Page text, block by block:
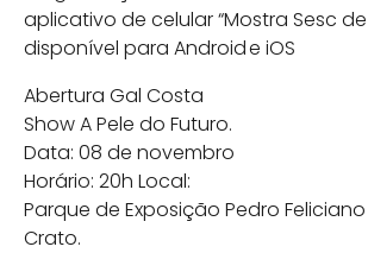
aplicativo de celular “Mostra Sesc de
disponível para Android e iOS
Abertura Gal Costa
Show A Pele do Futuro.
Data: 08 de novembro
Horário: 20h Local:
Parque de Exposição Pedro
Crato.